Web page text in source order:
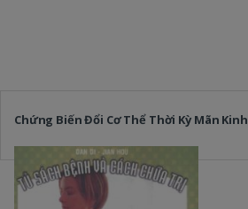
Chứng Biến Đổi Cơ Thể Thời Kỳ Mãn Kinh